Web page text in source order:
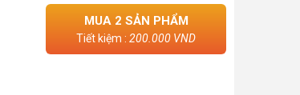
MUA 2 SẢN PHẨM
Tiết kiệm : 200.000 VND